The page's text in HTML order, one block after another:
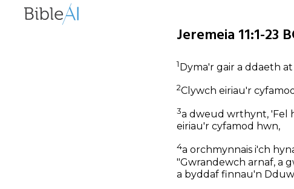
Jeremeia 11:1-23
1Dyma'r gair a ddaeth
2Clywch eiriau'r
3a dweud wrthynt, 'Fel
eiriau'r cyfamod hwn,
4a orchmynnais i'ch
"Gwrandewch arnaf, a
a byddaf finnau'n Dduw